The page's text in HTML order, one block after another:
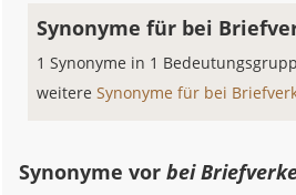
Synonyme für bei
1 Synonyme in 1
weitereSynonyme für bei
Synonyme vorbei